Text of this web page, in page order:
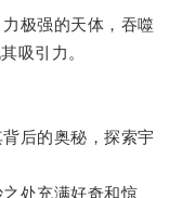
极强的天体，吞噬
吸引力。
后的奥秘，探索宇
处充满好奇和惊